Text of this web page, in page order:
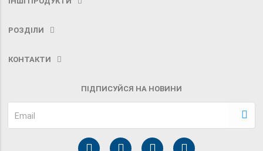
РОЗДІЛИ
КОНТАКТИ
ПІДПИСУЙСЯ НА НОВИНИ
Email